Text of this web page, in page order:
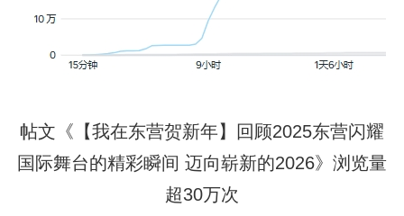
帖文《【我在东营贺新年】回顾2025东营闪耀
国际舞台的精彩瞬间 迈向崭新的2026》浏览量
超30万次